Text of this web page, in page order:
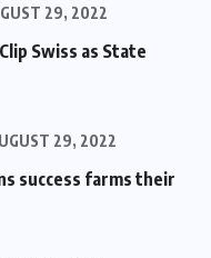
29, 2022
Swiss as State
29, 2022
success farms their